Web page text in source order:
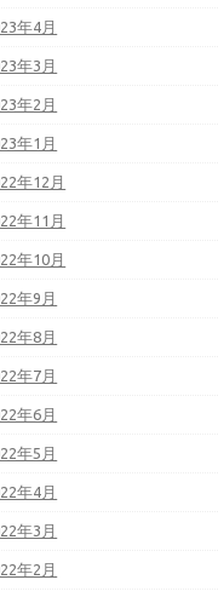
年4月
年3月
年2月
年1月
年12月
年11月
年10月
年9月
年8月
年7月
年6月
年5月
年4月
年3月
年2月